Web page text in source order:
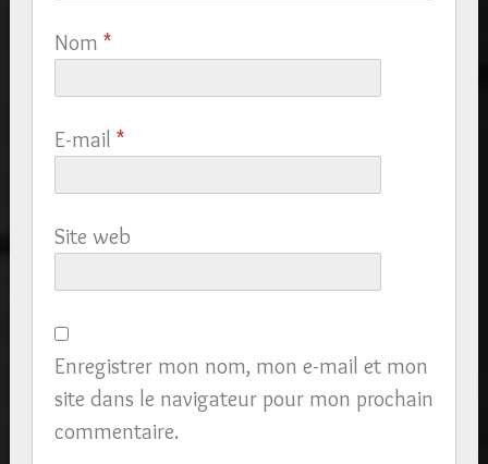
Nom *
E-mail *
Site web
Enregistrer mon nom, mon e-mail et mon
site dans le navigateur pour mon prochain
commentaire.